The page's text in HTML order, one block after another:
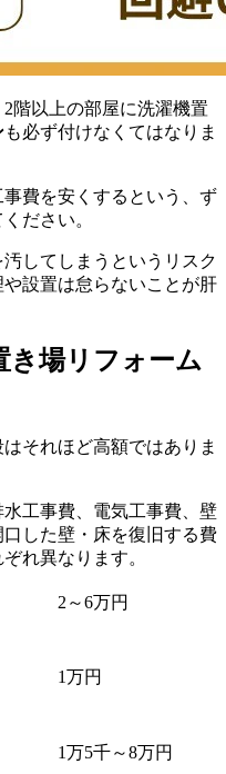
階以上の部屋に洗濯機置
も必ず付けなくてはなりま
費を安くするという、ず
ださい。
してしまうというリスク
設置は怠らないことが肝
き場リフォーム
それほど高額ではありま
工事費、電気工事費、壁
した壁・床を復旧する費
れ異なります。
2～6万円
1万円
1万5千～8万円